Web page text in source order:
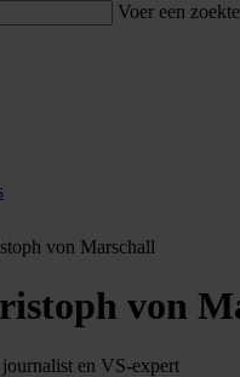
Voer een
von Marschall
von
en VS-expert